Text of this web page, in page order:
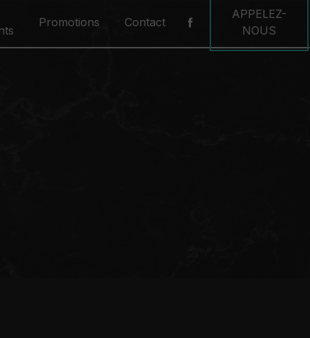
Promotions Contact
APPELEZ-
NOUS